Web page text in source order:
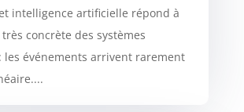
intelligence artificielle répond à
concrète des systèmes
les événements arrivent rarement